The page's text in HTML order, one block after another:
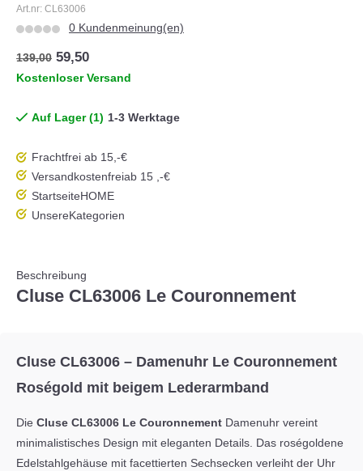
Art.nr: CL63006
0 Kundenmeinung(en)
139,00 59,50
Kostenloser Versand
Auf Lager (1) 1-3 Werktage
Frachtfrei ab 15,-€
Versandkostenfreiab 15 ,-€
StartseiteHOME
UnsereKategorien
Beschreibung
Cluse CL63006 Le Couronnement
Cluse CL63006 – Damenuhr Le Couronnement
Roségold mit beigem Lederarmband
Die Cluse CL63006 Le Couronnement Damenuhr vereint
minimalistisches Design mit eleganten Details. Das roségoldene
Edelstahlgehäuse mit facettierten Sechsecken verleiht der Uhr